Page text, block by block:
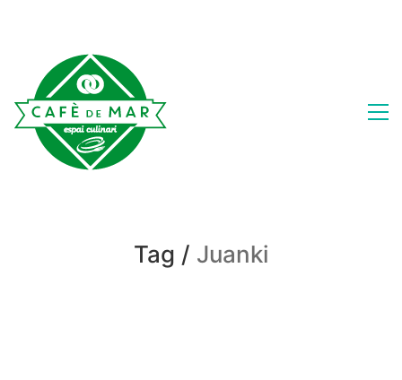
Tag / Juanki